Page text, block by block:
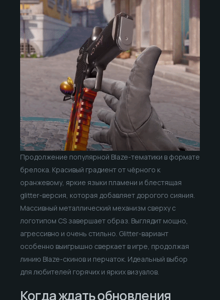
Продолжение популярной Blaze-тематики в формате
брелока. Красивый градиент от чёрного к
оранжевому, яркие языки пламени и блестящая
glitter-версия, которая добавляет дорогого сияния.
Массивный металлический механизм сверху с
логотипом CS завершает образ. Выглядит мощно,
агрессивно и очень стильно. Glitter-вариант
особенно выигрышно сверкает в игре, продолжая
линию Blaze-скинов и перчаток. Идеальный выбор
для любителей горячих и ярких визуалов.
Когда ждать обновления